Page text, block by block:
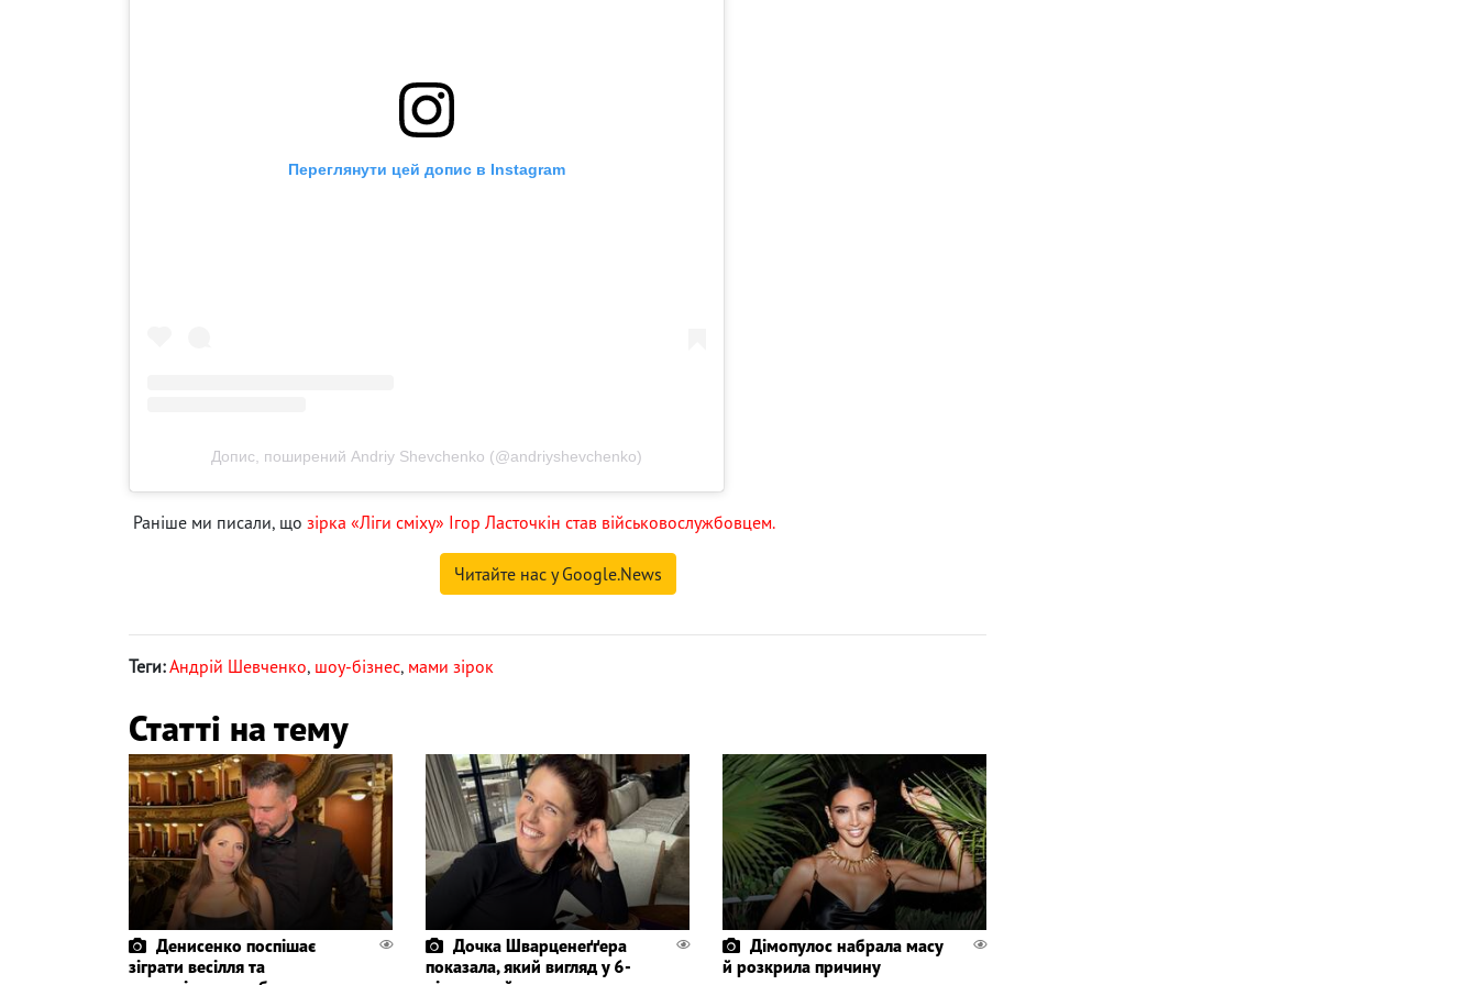
Переглянути цей допис в Instagram
Допис, поширений Andriy Shevchenko (@andriyshevchenko)
Раніше ми писали, що зірка «Ліги сміху» Ігор Ласточкін став військовослужбовцем.
Читайте нас у Google.News
Теги:Андрій Шевченко, шоу-бізнес, мами зірок
Статті на тему
Денисенко поспішає
зіграти весілля та
Дочка Шварценеґґера
показала, який вигляд у 6-
Дімопулос набрала масу
й розкрила причину